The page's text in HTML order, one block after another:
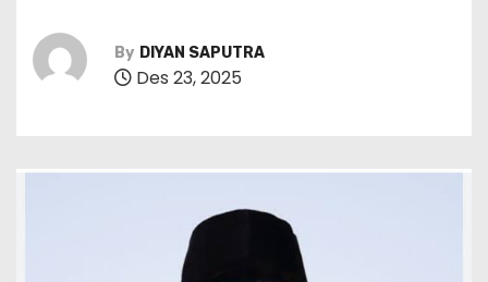
By DIYAN SAPUTRA
Des 23, 2025